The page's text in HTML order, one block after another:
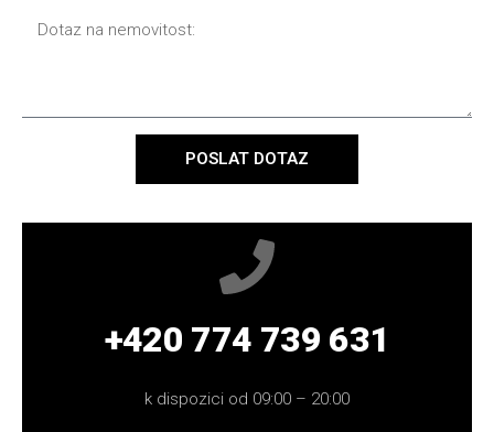
POSLAT DOTAZ
+420 774 739 631
k dispozici od 09:00 – 20:00